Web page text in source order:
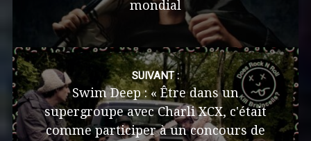
mondial
SUIVANT :
Swim Deep : « Être dans un
supergroupe avec Charli XCX, c'était
comme participer à un concours de